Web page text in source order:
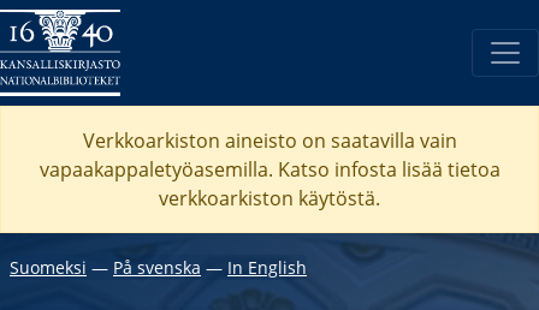
Verkkoarkiston aineisto on saatavilla vain
vapaakappaletyöasemilla. Katso infosta lisää tietoa
verkkoarkiston käytöstä.
Suomeksi ― På svenska ― In English